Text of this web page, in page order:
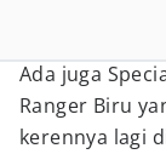
Ada juga
Ranger Biru
kerennya lagi